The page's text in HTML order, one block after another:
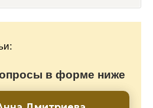
в форме ниже